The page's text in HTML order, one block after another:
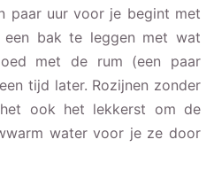
paar uur voor je begint met
bak te leggen met wat
met de rum (een paar
tijd later. Rozijnen zonder
ook het lekkerst om de
water voor je ze door